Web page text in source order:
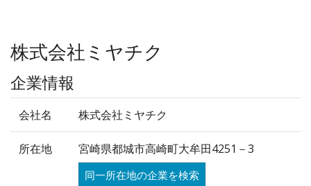
株式会社ミヤチク
企業情報
会社名 株式会社ミヤチク
所在地 宮崎県都城市高崎町大牟田4251－3
同一所在地の企業を検索